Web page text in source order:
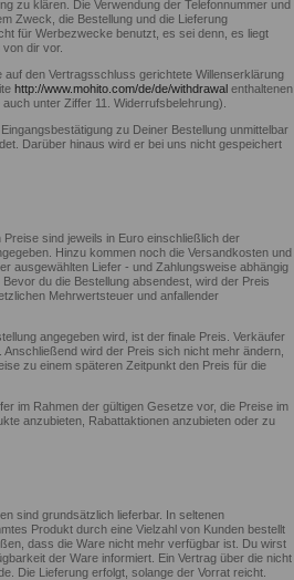
zu klären. Die Verwendung der Telefonnummer und
Zweck, die Bestellung und die Lieferung
für Werbezwecke benutzt, es sei denn, es liegt
dir vor.
den Vertragsschluss gerichtete Willenserklärung
http://www.mohito.com/de/de/withdrawal enthaltenen
unter Ziffer 11. Widerrufsbelehrung).
zu Deiner Bestellung unmittelbar
Darüber hinaus wird er bei uns nicht gespeichert
sind jeweils in Euro einschließlich der
Hinzu kommen noch die Versandkosten und
ausgewählten Liefer - und Zahlungsweise abhängig
du die Bestellung absendest, wird der Preis
Mehrwertsteuer und anfallender
angegeben wird, ist der finale Preis. Verkäufer
wird der Preis sich nicht mehr ändern,
zu einem späteren Zeitpunkt den Preis für die
im Rahmen der gültigen Gesetze vor, die Preise im
anzubieten, Rabattaktionen anzubieten oder zu
sind grundsätzlich lieferbar. In seltenen
Produkt durch eine Vielzahl von Kunden bestellt
dass die Ware nicht mehr verfügbar ist. Du wirst
der Ware informiert. Ein Vertrag über die nicht
Die Lieferung erfolgt, solange der Vorrat reicht.